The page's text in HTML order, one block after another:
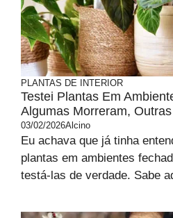
PLANTAS DE INTERIOR
Testei Plantas Em
Algumas Morreram,
03/02/2026Alcino
Eu achava que já tinha
plantas em ambientes
testá-las de verdade. Sabe